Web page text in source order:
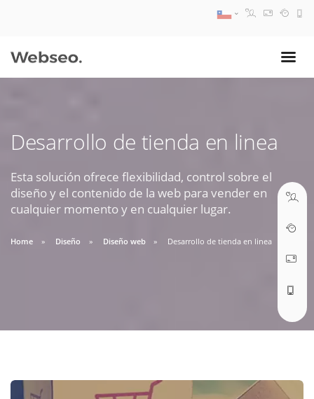
Desarrollo de tienda en linea
Esta solución ofrece flexibilidad, control sobre el
diseño y el contenido de la web para vender en
cualquier momento y en cualquier lugar.
Home Diseño Diseño web Desarrollo de tienda en linea
09:30 AM A 18:30 PM
soporte@webseo.cl
ABRIR TICKET